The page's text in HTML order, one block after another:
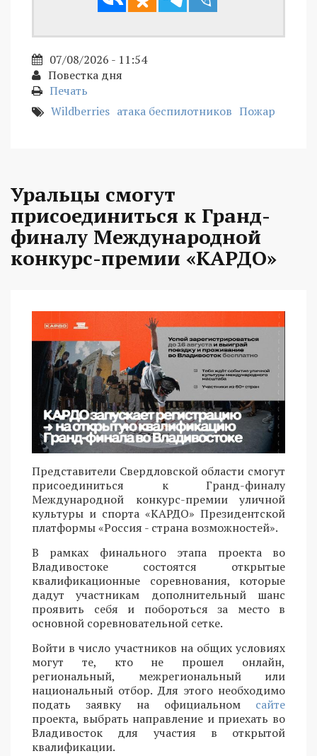
07/08/2026 - 11:54
Повестка дня
Печать
Wildberries атака беспилотников Пожар
Уральцы смогут
присоединиться к Гранд-
финалу Международной
конкурс-премии «КАРДО»
Представители Свердловской области смогут
присоединиться к Гранд-финалу
Международной конкурс-премии уличной
культуры и спорта «КАРДО» Президентской
платформы «Россия - страна возможностей».
В рамках финального этапа проекта во
Владивостоке состоятся открытые
квалификационные соревнования, которые
дадут участникам дополнительный шанс
проявить себя и побороться за место в
основной соревновательной сетке.
Войти в число участников на общих условиях
могут те, кто не прошел онлайн,
региональный, межрегиональный или
национальный отбор. Для этого необходимо
подать заявку на официальном сайте
проекта, выбрать направление и приехать во
Владивосток для участия в открытой
квалификации.